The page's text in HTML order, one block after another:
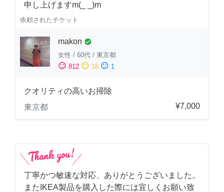
申し上げますm(_ _)m
依頼されたチケット
makon check_circle
女性 / 60代 / 東京都
sentiment_satisfied 812 sentiment_neutral 16 sentiment_dissatisfied 1
クオリティの高いお掃除
東京都
¥7,000
丁寧かつ敏速な対応、ありがとうございました。
またIKEA製品を購入した際には宜しくお願い致